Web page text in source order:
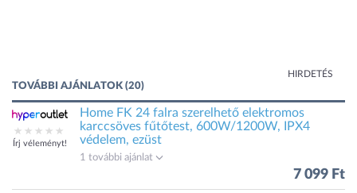
HIRDETÉS
TOVÁBBI AJÁNLATOK (20)
Írj véleményt!
Home FK 24 falra szerelhető elektromos
karccsöves fűtőtest, 600W/1200W, IPX4
védelem, ezüst
1 további ajánlat
7 099 Ft